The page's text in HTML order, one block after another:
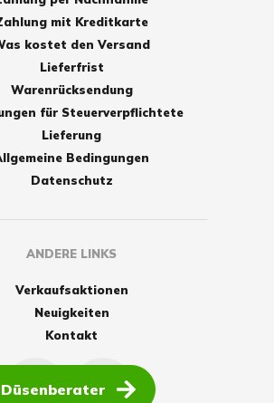
mit Kreditkarte
kostet den Versand
Lieferfrist
Warenrücksendung
für Steuerverpflichtete
Lieferung
Bedingungen
Datenschutz
ANDERE LINKS
Verkaufsaktionen
Neuigkeiten
Kontakt
Düsenberater